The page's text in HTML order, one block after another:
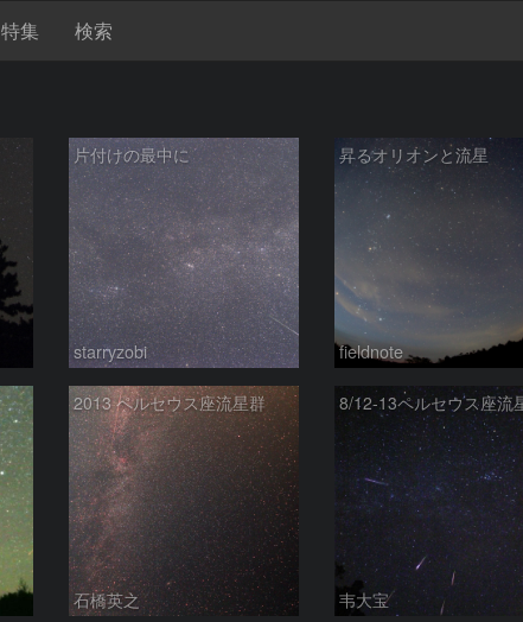
特集 検索
片付けの最中に
starryzobi
昇るオリオンと流星
fieldnote
2013 ペルセウス座流星群
石橋英之
8/12-13ペルセウス座流
韦大宝